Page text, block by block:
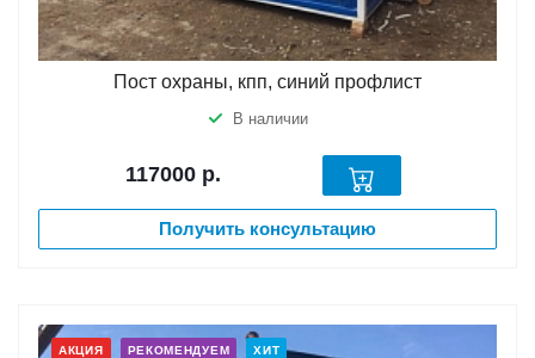
Пост охраны, кпп, синий профлист
В наличии
117000 р.
Получить консультацию
АКЦИЯ РЕКОМЕНДУЕМ ХИТ